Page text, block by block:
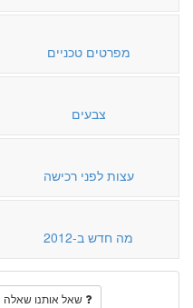
מפרטים טכניים
צבעים
עצות לפני רכישה
מה חדש ב-2012
שאל אותנו שאלה